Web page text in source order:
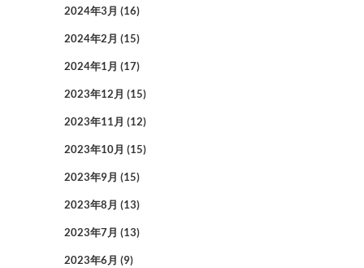
2024年3月 (16)
2024年2月 (15)
2024年1月 (17)
2023年12月 (15)
2023年11月 (12)
2023年10月 (15)
2023年9月 (15)
2023年8月 (13)
2023年7月 (13)
2023年6月 (9)